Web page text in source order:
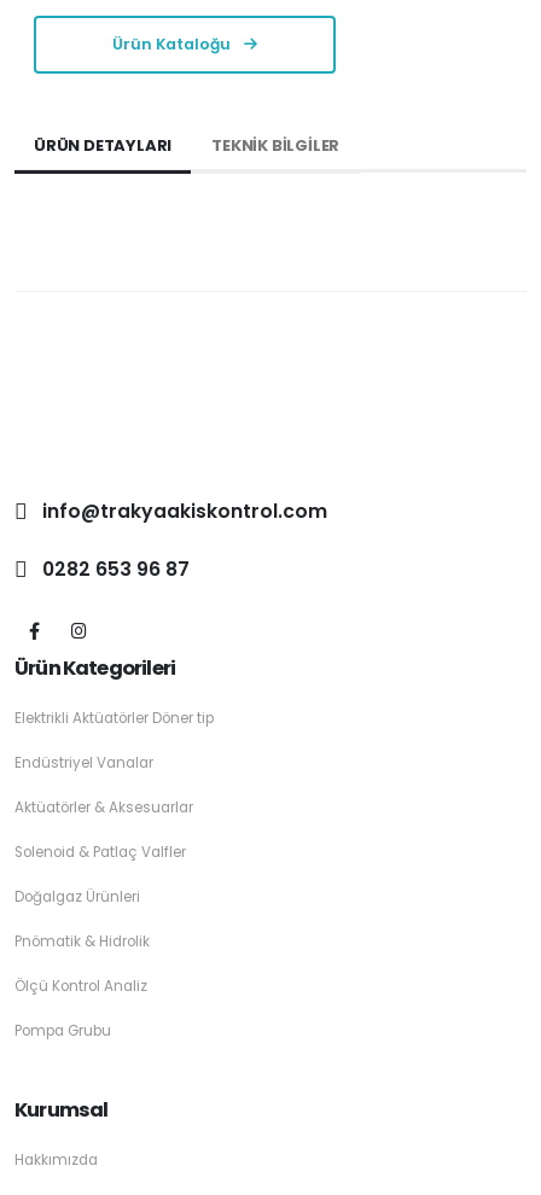
Ürün Kataloğu
ÜRÜN DETAYLARI TEKNİK BİLGİLER
info@trakyaakiskontrol.com
0282 653 96 87
Ürün Kategorileri
Elektrikli Aktüatörler Döner tip
Endüstriyel Vanalar
Aktüatörler & Aksesuarlar
Solenoid & Patlaç Valfler
Doğalgaz Ürünleri
Pnömatik & Hidrolik
Ölçü Kontrol Analiz
Pompa Grubu
Kurumsal
Hakkımızda